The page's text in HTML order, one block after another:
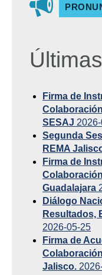
Firma de
SESAJ
Segunda
REMA
Firma de
Guadalajara
Diálogo
Resultados,
2026-05-25
Firma de
Jalisco.